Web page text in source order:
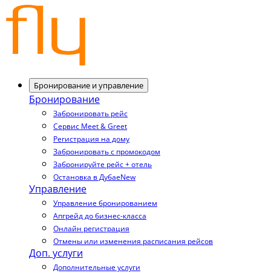
Бронирование и управление
Бронирование
Забронировать рейс
Сервис Meet & Greet
Регистрация на дому
Забронировать с промокодом
Забронируйте рейс + отель
Остановка в ДубаеNew
Управление
Управление бронированием
Апгрейд до бизнес-класса
Онлайн регистрация
Отмены или изменения расписания рейсов
Доп. услуги
Дополнительные услуги